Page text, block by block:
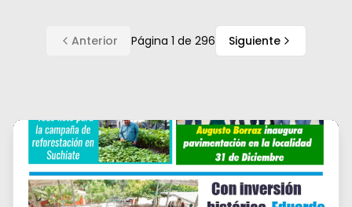
Anterior Página 1 de 296 Siguiente